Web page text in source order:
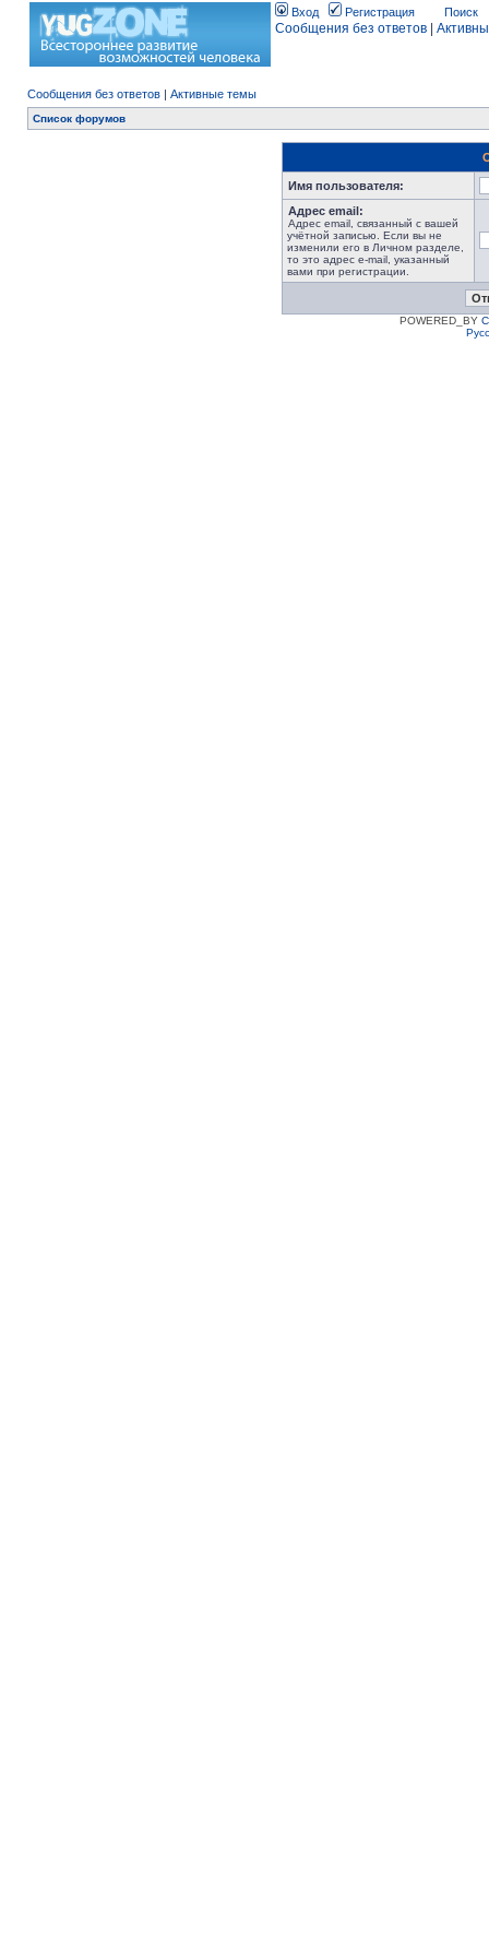
Вход Регистрация Поиск
Сообщения без ответов
Сообщения без ответов | Активные темы
Список форумов
Имя пользователя:
Адрес email:
Адрес email, связанный с вашей
учётной записью. Если вы не
изменили его в Личном разделе,
то это адрес e-mail, указанный
вами при регистрации.
POWERED_BY